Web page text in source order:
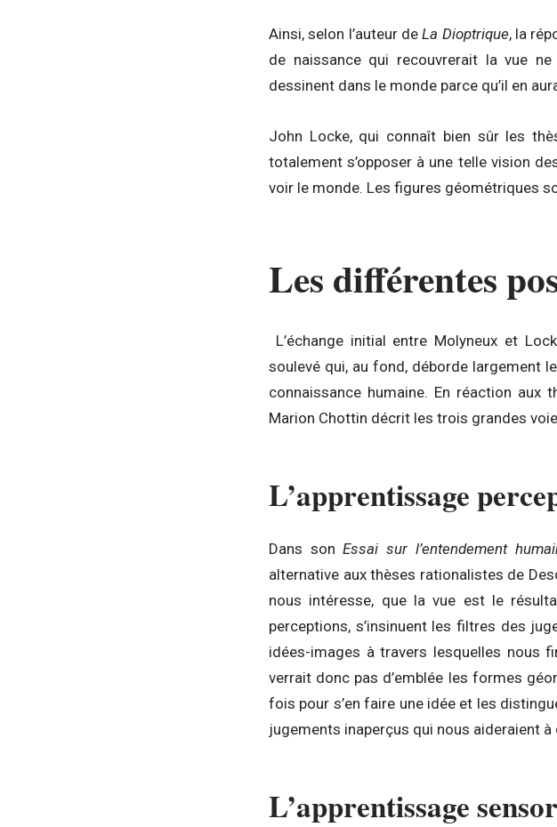
Ainsi, selon l’auteur deLa Dioptrique, la
de naissance qui recouvrerait la vue
dessinent dans le monde parce qu’il en
John Locke, qui connaît bien sûr les
totalement s’opposer à une telle vision
voir le monde. Les figures géométriques
Les différentes
L’échange initial entre Molyneux et
soulevé qui, au fond, déborde largement
connaissance humaine. En réaction aux
Marion Chottin décrit les trois grandes
L’apprentissage
Dans sonEssai sur l’entendement
alternative aux thèses rationalistes de
nous intéresse, que la vue est le
perceptions, s’insinuent les filtres des
idées-images à travers lesquelles nous
verrait donc pas d’emblée les formes
fois pour s’en faire une idée et les
jugements inaperçus qui nous aideraient
L’apprentissage